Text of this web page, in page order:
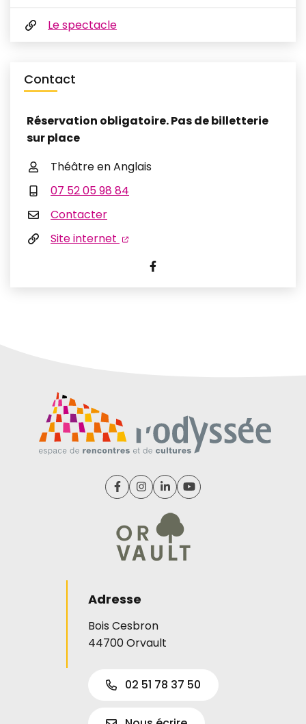
Le spectacle
Contact
Réservation obligatoire. Pas de billetterie
sur place
Théâtre en Anglais
07 52 05 98 84
Contacter
Site internet
Visiter la page Facebook
Lien vers le compte Facebook
Lien vers le compte Instagram
Lien vers le compte
Lien vers la chaîne
Adresse
Bois Cesbron
44700 Orvault
02 51 78 37 50